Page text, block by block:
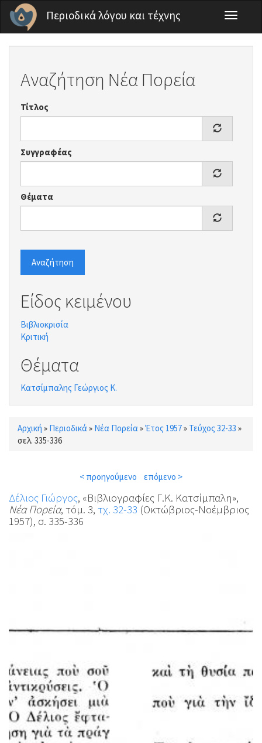
Παράκαμψη προς το κυρίως περιεχόμενο
Περιοδικά λόγου και τέχνης
Toggle
Αναζήτηση Νέα Πορεία
Τίτλος
Συγγραφέας
Θέματα
Αναζήτηση
Είδος κειμένου
Βιβλιοκρισία
Κριτική
Θέματα
Κατσίμπαλης Γεώργιος Κ.
Είστε εδώ
Αρχική » Περιοδικά» Νέα Πορεία»Έτος 1957» Τεύχος 32-33 »
σελ. 335-336
< προηγούμενο επόμενο >
Δέλιος Γιώργος, «Βιβλιογραφίες Γ.Κ. Κατσίμπαλη»,
Νέα Πορεία, τόμ. 3, τχ. 32-33 (Οκτώβριος-Νοέμβριος
1957), σ. 335-336